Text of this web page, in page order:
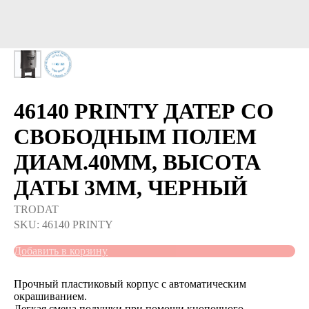
46140 PRINTY ДАТЕР СО
СВОБОДНЫМ ПОЛЕМ
ДИАМ.40ММ, ВЫСОТА
ДАТЫ 3ММ, ЧЕРНЫЙ
TRODAT
SKU: 46140 PRINTY
Добавить в корзину
Прочный пластиковый корпус с автоматическим
окрашиванием.